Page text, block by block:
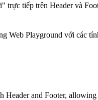
trực tiếp trên Header và
Web Playground với các
and Footer, allowing